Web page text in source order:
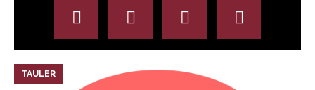
TAULER